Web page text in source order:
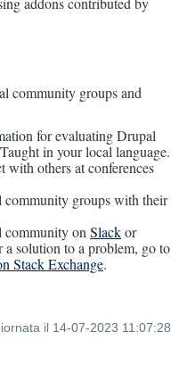
community groups and
for evaluating Drupal
in your local language.
with others at conferences
groups with their
community on Slackor
a solution to a problem, go to
Stack Exchange.
il 14-07-2023 11:07:28